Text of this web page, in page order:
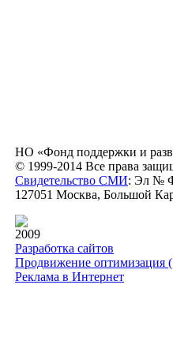
НО «Фонд поддержки и
© 1999-2014 Все права
Свидетельство СМИ: Эл №
127051 Москва, Большой
2009
Разработка сайтов
Продвижение оптимизация
Реклама в Интернет